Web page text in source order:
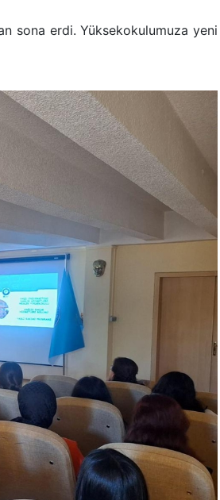
sona erdi. Yüksekokulumuza yeni